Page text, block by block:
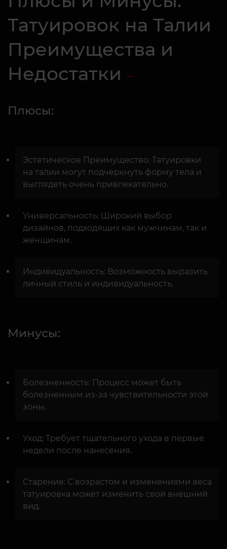
Татуировок на Талии
Преимущества и
Недостатки
Плюсы:
Эстетическое Преимущество: Татуировки
на талии могут подчеркнуть форму тела и
выглядеть очень привлекательно.
Универсальность: Широкий выбор
дизайнов, подходящих как мужчинам, так и
женщинам.
Индивидуальность: Возможность выразить
личный стиль и индивидуальность.
Минусы:
Болезненность: Процесс может быть
болезненным из-за чувствительности этой
зоны.
Уход: Требует тщательного ухода в первые
недели после нанесения.
Старение: С возрастом и изменениями веса
татуировка может изменить свой внешний
вид.